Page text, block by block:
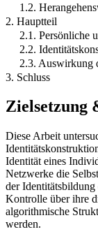
1.2.
2. Hauptteil
2.1. Persönliche
2.2.
2.3. Auswirkung
3. Schluss
Zielsetzung
Diese Arbeit
Identität eines
Netzwerke die
der
Kontrolle über ihre
algorithmische
werden.